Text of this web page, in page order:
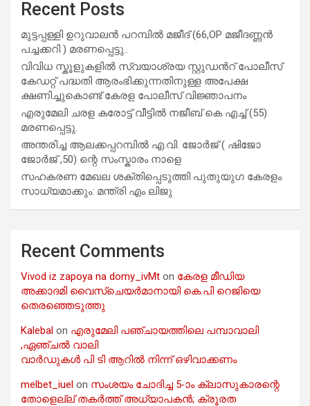
Recent Posts
മുട്ടപ്പള്ളി ഉറുവാലൻ പറമ്പിൽ മജീദ് (66,OP മജീദണ്ണൻ
പച്ചക്കറി ) മരണപ്പെട്ടു..
വിവിധ സ്കൂളുകളില്‍ സ്വയാശ്രയ സ്റ്റുഡന്‍റ് പോലീസ്
കേഡറ്റ് പദ്ധതി ആരംഭിക്കുന്നതിനുള്ള അപേക്ഷ
ക്ഷണിച്ചുകൊണ്ട് കേരള പോലീസ് വിജ്ഞാപനം
എരുമേലി ചരള കരോട്ട് വീട്ടിൽ നജീബ് കെ എച്ച് (55)
മരണപ്പെട്ടു.
അന്തരിച്ച ആ​ല​ക്ക​പ്പ​റമ്പിൽ​ എ.​വി. ജോ​ർ​ജ് ( ഷിജോ
ജോർജ് ,50) ന്റെ സംസ്കാരം നാളെ
സഹകരണ മേഖല ശക്തിപ്പെടുത്തി പുതുയുഗ കേരളം
സാധ്യമാക്കും: മന്ത്രി എം ലിജു
Recent Comments
Vivod iz zapoya na domy_ivMt on കേരള മീഡിയ
അക്കാദമി വൈസ്ചെയർമാനായി കെ.പി റെജിയെ
തെരഞ്ഞെടുത്തു
Kalebal on എരുമേലി പഞ്ചായത്തിലെ പമ്പാവാലി
,ഏഞ്ചൽ വാലി
വാർഡുകൾ പി ടി ആറിൽ നിന്ന് ഒഴിവാക്കണം
melbet_iuel on സംശയം ചോദിച്ച 5-ാം ക്ലാസുകാരന്റെ
തോളെല്ല് തകർത്ത് അധ്യാപകൻ; ക്രൂരത